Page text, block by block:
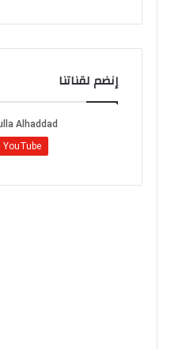
إنضم لقناتنا